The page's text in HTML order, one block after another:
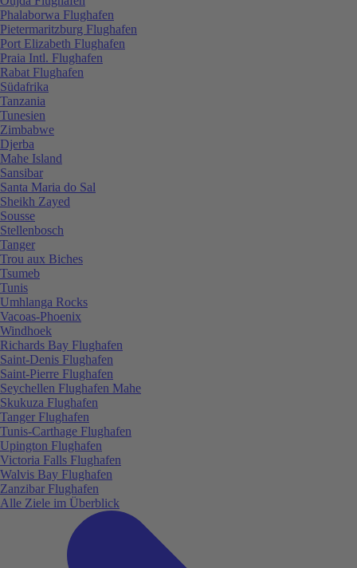
Phalaborwa Flughafen
Pietermaritzburg Flughafen
Port Elizabeth Flughafen
Praia Intl. Flughafen
Rabat Flughafen
Südafrika
Tanzania
Tunesien
Zimbabwe
Djerba
Mahe Island
Sansibar
Santa Maria do Sal
Sheikh Zayed
Sousse
Stellenbosch
Tanger
Trou aux Biches
Tsumeb
Tunis
Umhlanga Rocks
Vacoas-Phoenix
Windhoek
Richards Bay Flughafen
Saint-Denis Flughafen
Saint-Pierre Flughafen
Seychellen Flughafen Mahe
Skukuza Flughafen
Tanger Flughafen
Tunis-Carthage Flughafen
Upington Flughafen
Victoria Falls Flughafen
Walvis Bay Flughafen
Zanzibar Flughafen
Alle Ziele im Überblick